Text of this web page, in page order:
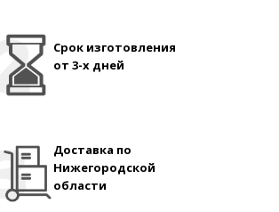
Срок изготовления
от 3-х дней
Доставка по
Нижегородской
области